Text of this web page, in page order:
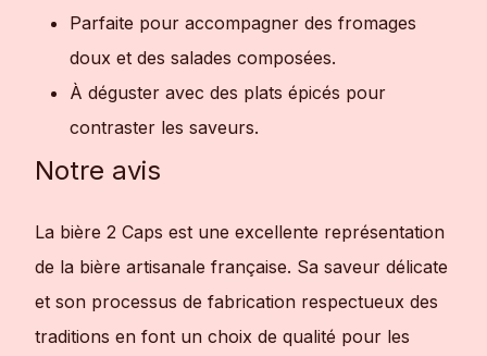
Parfaite pour accompagner des fromages
doux et des salades composées.
À déguster avec des plats épicés pour
contraster les saveurs.
Notre avis
La bière 2 Caps est une excellente représentation
de la bière artisanale française. Sa saveur délicate
et son processus de fabrication respectueux des
traditions en font un choix de qualité pour les